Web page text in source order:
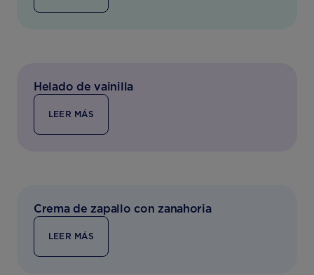
Helado de vainilla
LEER MÁS
Crema de zapallo con zanahoria
LEER MÁS